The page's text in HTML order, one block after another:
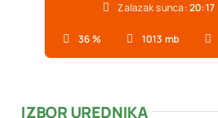
36 % 1013 mb
Zalazak sunca: 20:17
IZBOR UREDNIKA